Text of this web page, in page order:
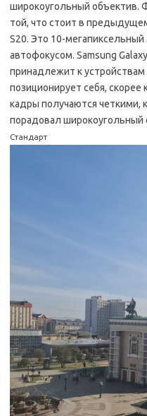
широкоугольный объектив.
той, что стоит в
S20. Это 10-
автофокусом. Samsung
принадлежит к устройствам
позиционирует себя, скорее
кадры получаются четкими,
порадовал широкоугольный
Стандарт